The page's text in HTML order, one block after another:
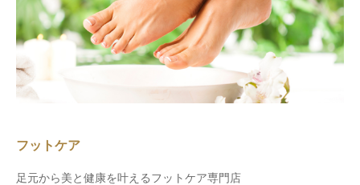
フットケア
足元から美と健康を叶えるフットケア専門店